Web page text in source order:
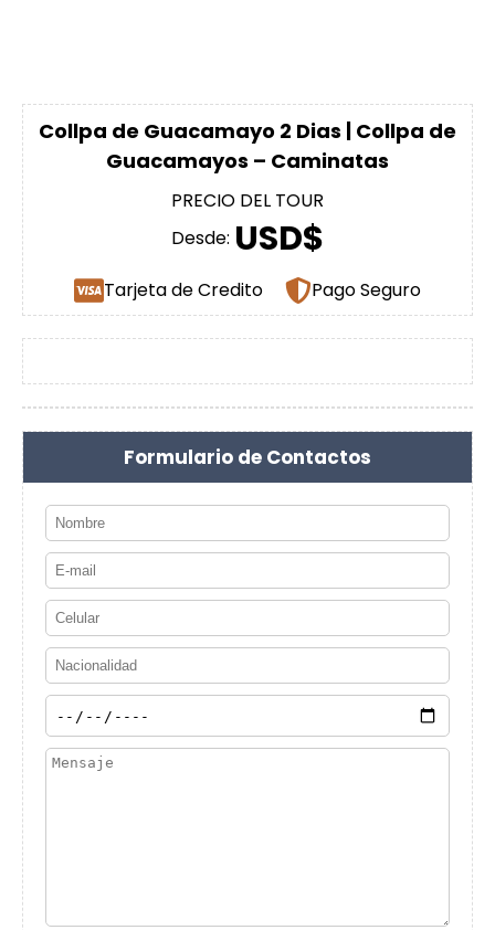
Collpa de Guacamayo 2 Dias | Collpa de
Guacamayos – Caminatas
PRECIO DEL TOUR
Desde: USD$
Tarjeta de Credito Pago Seguro
Formulario de Contactos